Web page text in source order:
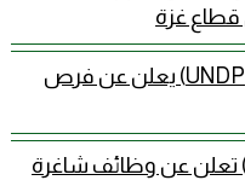
قطاع غزة
برنامج الأمم المتحدة الإنمائي (UNDP) يعلن عن فرص